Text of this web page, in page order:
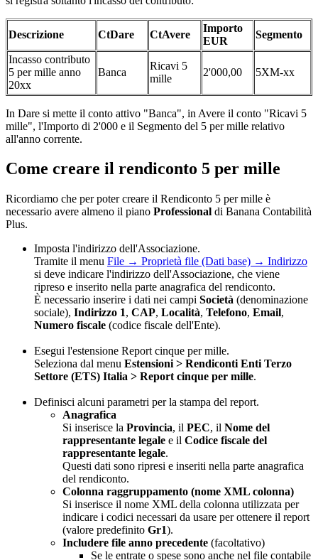
Descrizione CtDare CtAvere
Importo
EUR
Segmento
Incasso contributo
5 per mille anno
20xx
Banca
Ricavi 5
mille
2'000,00 5XM-xx
In Dare si mette il conto attivo "Banca", in Avere il conto "Ricavi 5
mille", l'Importo di 2'000 e il Segmento del 5 per mille relativo
all'anno corrente.
Come creare il rendiconto 5 per mille
Ricordiamo che per poter creare il Rendiconto 5 per mille è
necessario avere almeno il piano Professional di Banana Contabilità
Plus.
Imposta l'indirizzo dell'Associazione.
Tramite il menu File → Proprietà file (Dati base) → Indirizzo
si deve indicare l'indirizzo dell'Associazione, che viene
ripreso e inserito nella parte anagrafica del rendiconto.
È necessario inserire i dati nei campi Società (denominazione
sociale), Indirizzo 1, CAP, Località, Telefono, Email,
Numero fiscale (codice fiscale dell'Ente).
Esegui l'estensione Report cinque per mille.
Seleziona dal menu Estensioni > Rendiconti Enti Terzo
Settore (ETS) Italia > Report cinque per mille.
Definisci alcuni parametri per la stampa del report.
Anagrafica
Si inserisce la Provincia, il PEC, il Nome del
rappresentante legale e il Codice fiscale del
rappresentante legale.
Questi dati sono ripresi e inseriti nella parte anagrafica
del rendiconto.
Colonna raggruppamento (nome XML colonna)
Si inserisce il nome XML della colonna utilizzata per
indicare i codici necessari da usare per ottenere il report
(valore predefinito Gr1).
Includere file anno precedente (facoltativo)
Se le entrate o spese sono anche nel file contabile